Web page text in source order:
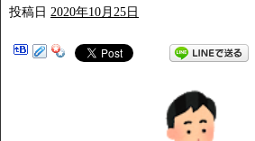
投稿日 2020年10月25日